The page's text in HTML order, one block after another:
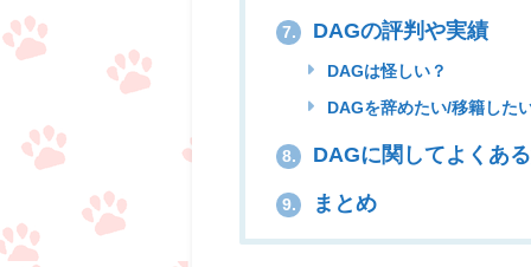
7. DAGの評判や実績
DAGは怪しい？
DAGを辞めたい/移籍した
8. DAGに関してよくあ
9. まとめ